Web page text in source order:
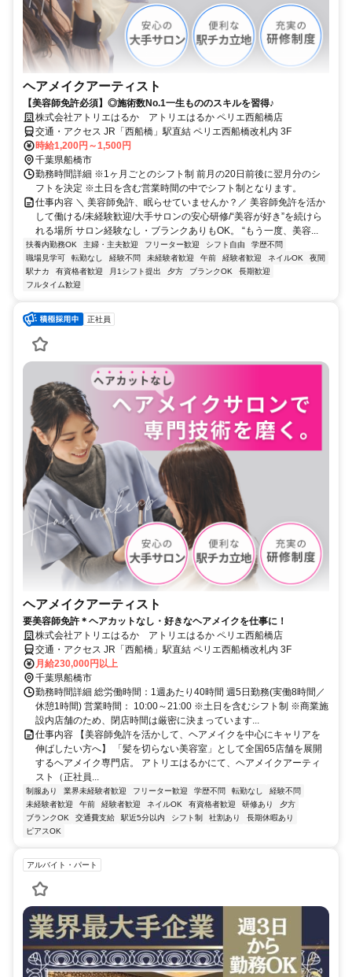
ヘアメイクアーティスト
【美容師免許必須】◎施術数No.1一生もののスキルを習得♪
株式会社アトリエはるか アトリエはるか ペリエ西船橋店
交通・アクセス JR「西船橋」駅直結 ペリエ西船橋改札内 3F
時給1,200円～1,500円
千葉県船橋市
勤務時間詳細 ※1ヶ月ごとのシフト制 前月の20日前後に翌月分のシ
フトを決定 ※土日を含む営業時間の中でシフト制となります。
仕事内容 ＼ 美容師免許、眠らせていませんか？／ 美容師免許を活か
して働ける/未経験歓迎/大手サロンの安心研修/“美容が好き”を続けら
れる場所 サロン経験なし・ブランクありもOK。 “もう一度、美容...
扶養内勤務OK 主婦・主夫歓迎 フリーター歓迎 シフト自由
学歴不問
職場見学可
転勤なし 経験不問 未経験者歓迎 午前 経験者歓迎 ネイルOK
夜間
駅ナカ
有資格者歓迎 月1シフト提出 夕方 ブランクOK
長期歓迎
フルタイム歓迎
正社員
ヘアメイクアーティスト
要美容師免許＊ヘアカットなし・好きなヘアメイクを仕事に！
株式会社アトリエはるか アトリエはるか ペリエ西船橋店
交通・アクセス JR「西船橋」駅直結 ペリエ西船橋改札内 3F
月給230,000円以上
千葉県船橋市
勤務時間詳細 総労働時間：1週あたり40時間 週5日勤務(実働8時間／
休憩1時間) 営業時間： 10:00～21:00 ※土日を含むシフト制 ※商業施
設内店舗のため、閉店時間は厳密に決まっています...
仕事内容 【美容師免許を活かして、ヘアメイクを中心にキャリアを
伸ばしたい方へ】 「髪を切らない美容室」として全国65店舗を展開
するヘアメイク専門店。 アトリエはるかにて、ヘアメイクアーティ
スト（正社員...
制服あり 業界未経験者歓迎 フリーター歓迎 学歴不問 転勤なし
経験不問
未経験者歓迎
午前 経験者歓迎 ネイルOK 有資格者歓迎 研修あり
夕方
ブランクOK
交通費支給 駅近5分以内 シフト制 社割あり
長期休暇あり
ピアスOK
アルバイト・パート